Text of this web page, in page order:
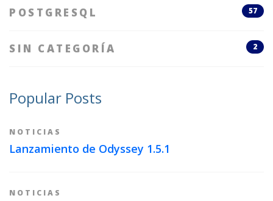
POSTGRESQL 57
SIN CATEGORÍA 2
Popular Posts
NOTICIAS
Lanzamiento de Odyssey 1.5.1
NOTICIAS